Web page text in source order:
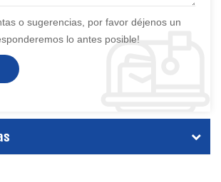
o sugerencias, por favor déjenos un
lo antes posible!